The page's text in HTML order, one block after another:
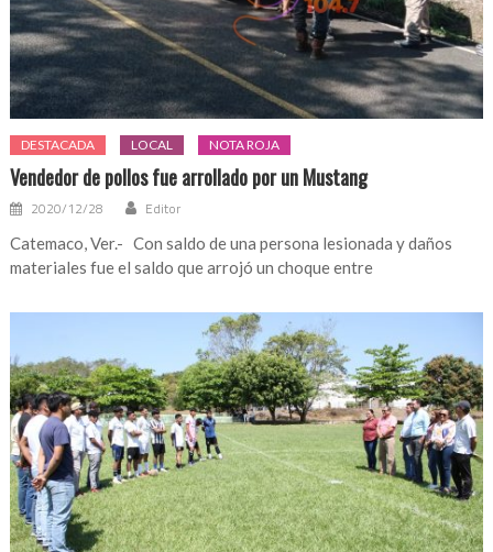
DESTACADA LOCAL NOTA ROJA
Vendedor de pollos fue arrollado por un Mustang
2020/12/28 Editor
Catemaco, Ver.- Con saldo de una persona lesionada y daños
materiales fue el saldo que arrojó un choque entre